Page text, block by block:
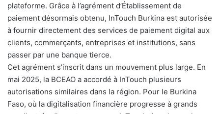
plateforme. Grâce à l’agrément d’Établissement de
paiement désormais obtenu, InTouch Burkina est autorisée
à fournir directement des services de paiement digital aux
clients, commerçants, entreprises et institutions, sans
passer par une banque tierce.
Cet agrément s’inscrit dans un mouvement plus large. En
mai 2025, la BCEAO a accordé à InTouch plusieurs
autorisations similaires dans la région. Pour le Burkina
Faso, où la digitalisation financière progresse à grands